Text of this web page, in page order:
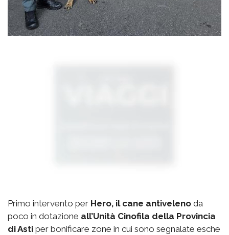
Primo intervento per Hero, il cane antiveleno da
poco in dotazione all’Unità Cinofila della Provincia
di Asti per bonificare zone in cui sono segnalate esche